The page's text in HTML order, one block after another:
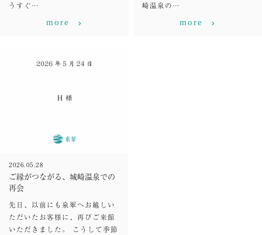
うすぐ…
more
崎温泉の…
more
2026.05.28
ご縁がつながる、城崎温泉での
再会
先日、以前にも泉翠へお越しい
ただいたお客様に、再びご来館
いただきました。 こうして季節